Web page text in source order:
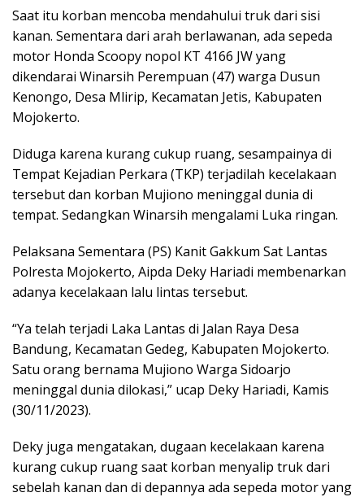
Saat itu korban mencoba mendahului truk dari sisi
kanan. Sementara dari arah berlawanan, ada sepeda
motor Honda Scoopy nopol KT 4166 JW yang
dikendarai Winarsih Perempuan (47) warga Dusun
Kenongo, Desa Mlirip, Kecamatan Jetis, Kabupaten
Mojokerto.
Diduga karena kurang cukup ruang, sesampainya di
Tempat Kejadian Perkara (TKP) terjadilah kecelakaan
tersebut dan korban Mujiono meninggal dunia di
tempat. Sedangkan Winarsih mengalami Luka ringan.
Pelaksana Sementara (PS) Kanit Gakkum Sat Lantas
Polresta Mojokerto, Aipda Deky Hariadi membenarkan
adanya kecelakaan lalu lintas tersebut.
“Ya telah terjadi Laka Lantas di Jalan Raya Desa
Bandung, Kecamatan Gedeg, Kabupaten Mojokerto.
Satu orang bernama Mujiono Warga Sidoarjo
meninggal dunia dilokasi,” ucap Deky Hariadi, Kamis
(30/11/2023).
Deky juga mengatakan, dugaan kecelakaan karena
kurang cukup ruang saat korban menyalip truk dari
sebelah kanan dan di depannya ada sepeda motor yang